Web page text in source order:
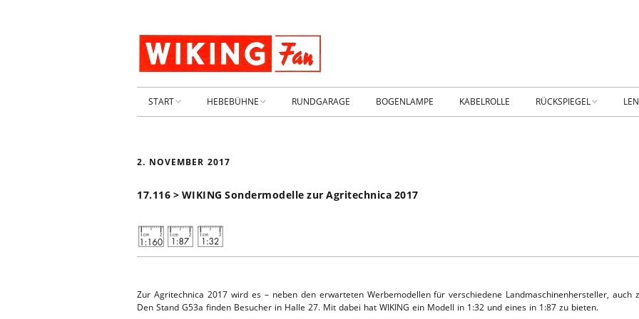
START
ARCHIV 2009-2014
SHOP _ Beta SHOP-STARTSEITE
KIESPLATZ
HEBEBÜHNE
HEBEBÜHNE 2025
HEBEBÜHNE 2024
HEBEBÜHNE 2023
HEBEBÜHNE 2021
RUNDGARAGE BOGENLAMPE KABELROLLE RÜCKSPIEGEL
2. NOVEMBER 2017
17.116 > WIKING Sondermodelle zur Agritechnica 2017
Zur Agritechnica 2017 wird es – neben den erwarteten Werbemodellen für verschiedene Landmaschinenhersteller, auch
Den Stand G53a finden Besucher in Halle 27. Mit dabei hat WIKING ein Modell in 1:32 und eines in 1:87 zu bieten.